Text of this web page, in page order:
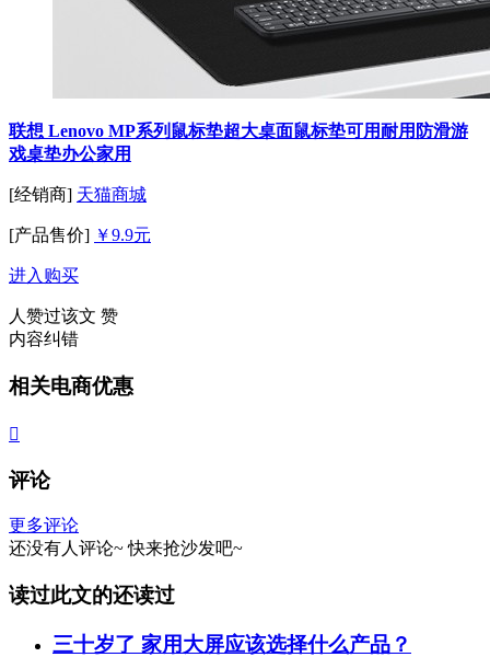
联想 Lenovo MP系列鼠标垫超大桌面鼠标垫可用耐用防滑游
戏桌垫办公家用
[经销商] 天猫商城
[产品售价] ￥9.9元
进入购买
人赞过该文 赞
内容纠错
相关电商优惠

评论
更多评论
还没有人评论~ 快来抢沙发吧~
读过此文的还读过
三十岁了 家用大屏应该选择什么产品？